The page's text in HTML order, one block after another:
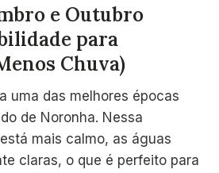
e Outubro
para
Chuva)
uma das melhores épocas
de Noronha. Nessa
mais calmo, as águas
claras, o que é perfeito para